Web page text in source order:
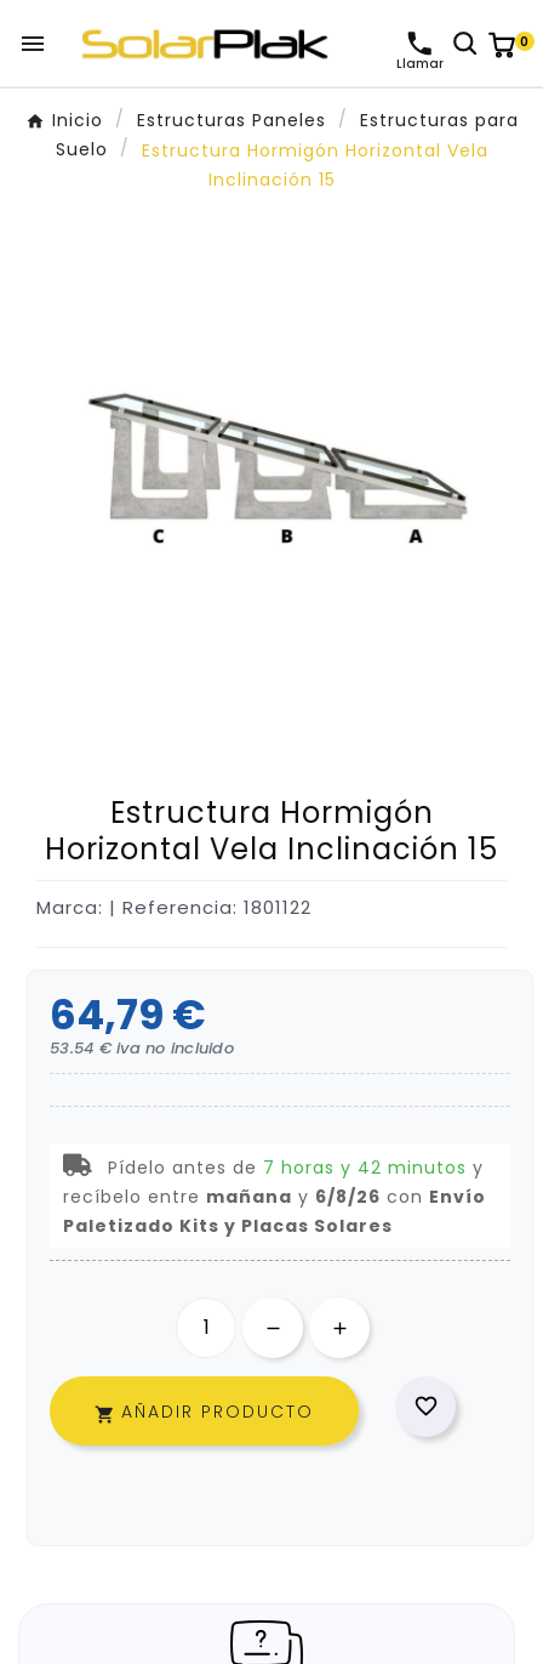

Llamar
0
Inicio Estructuras Paneles
Estructuras para
Suelo
Estructura Hormigón Horizontal Vela
Inclinación 15
Estructura Hormigón
Horizontal Vela Inclinación 15
Marca: | Referencia: 1801122
64,79 €
53.54 € iva no incluido
Pídelo antes de 7 horas y 42 minutos y
recíbelo entre mañana y 6/8/26 con Envío
Paletizado Kits y Placas Solares
 AÑADIR PRODUCTO 